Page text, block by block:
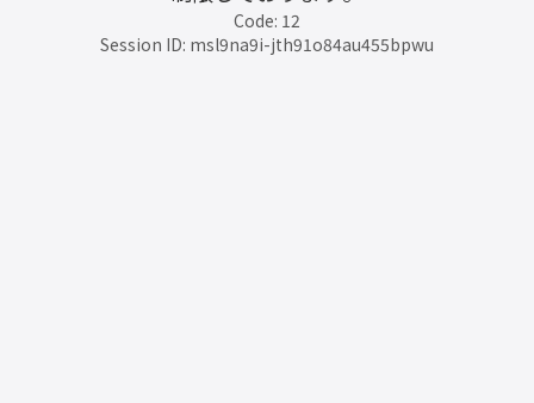
Code: 12
Session ID: msl9na9i-jth91o84au455bpwu